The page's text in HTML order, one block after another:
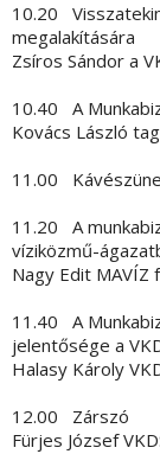
10.20
megalakítására
Zsíros Sándor a
10.40 A
Kovács László
11.00
11.20 A
víziközmű-
Nagy Edit MAVÍZ
11.40 A
jelentősége a
Halasy Károly
12.00 Zárszó
Fürjes József